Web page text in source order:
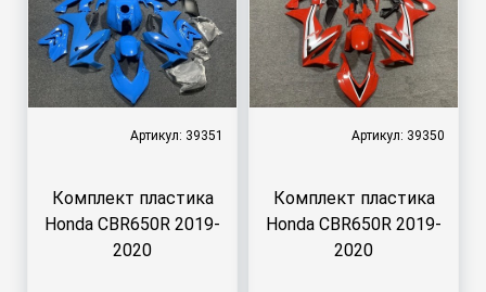
Артикул: 39351
Комплект пластика
Honda CBR650R 2019-
2020
Артикул: 39350
Комплект пластика
Honda CBR650R 2019-
2020